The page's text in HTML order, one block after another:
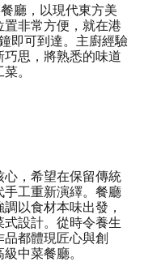
廳，以現代東方美
非常方便，就在港
即可到達。主廚經驗
思，將熟悉的味道
。
，希望在保留傳統
工重新演繹。餐廳
以食材本味出發，
設計。從時令養生
都體現匠心與創
中菜餐廳。